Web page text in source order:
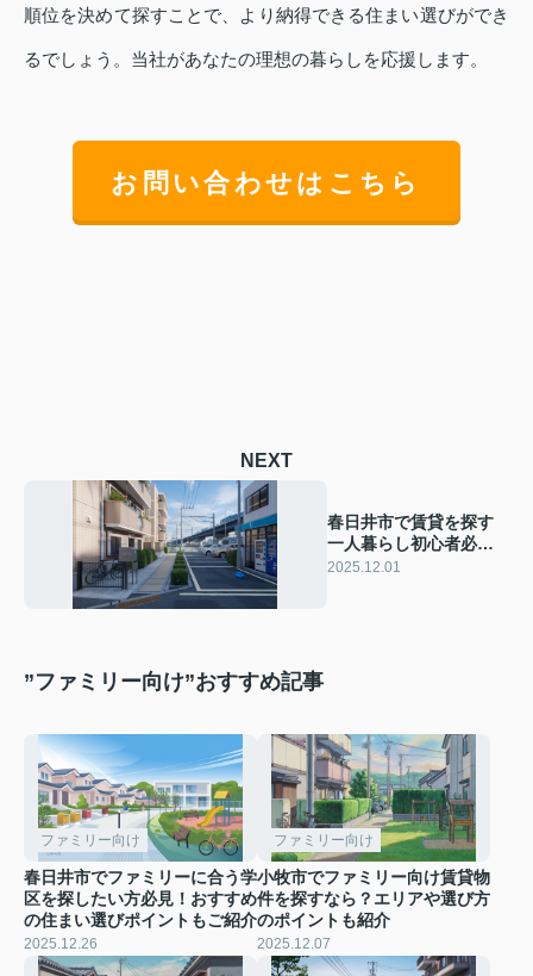
順位を決めて探すことで、より納得できる住まい選びができ
るでしょう。当社があなたの理想の暮らしを応援します。
お問い合わせはこちら
NEXT
春日井市で賃貸を探す
一人暮らし初心者必
見！バス・トイレ別の
2025.12.01
”ファミリー向け”おすすめ記事
ファミリー向け
春日井市でファミリーに合う学
区を探したい方必見！おすすめ
の住まい選びポイントもご紹介
2025.12.26
ファミリー向け
小牧市でファミリー向け賃貸物
件を探すなら？エリアや選び方
のポイントも紹介
2025.12.07